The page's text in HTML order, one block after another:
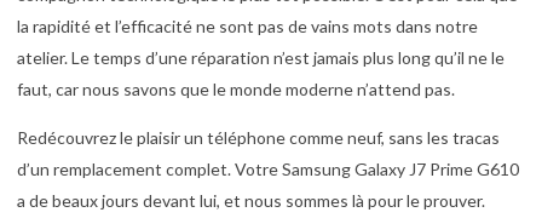
la rapidité et l’efficacité ne sont pas de vains mots dans notre
atelier. Le temps d’une réparation n’est jamais plus long qu’il ne le
faut, car nous savons que le monde moderne n’attend pas.
Redécouvrez le plaisir un téléphone comme neuf, sans les tracas
d’un remplacement complet. Votre Samsung Galaxy J7 Prime G610
a de beaux jours devant lui, et nous sommes là pour le prouver.